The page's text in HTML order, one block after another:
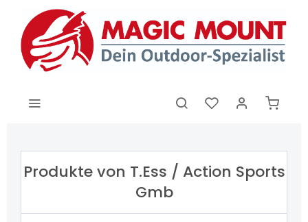
Produkte von T.Ess / Action Sports
Gmb